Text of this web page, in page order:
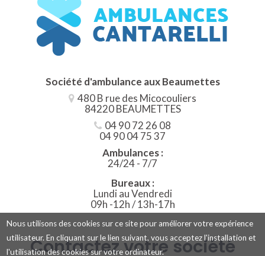
Société d'ambulance aux Beaumettes
480 B rue des Micocouliers
84220 BEAUMETTES
04 90 72 26 08
04 90 04 75 37
Ambulances :
24/24 - 7/7
Bureaux :
Lundi au Vendredi
09h -12h / 13h-17h
Contactez votre société
Nous utilisons des cookies sur ce site pour améliorer votre expérience
utilisateur. En cliquant sur le lien suivant, vous acceptez l'installation et
l'utilisation des cookies sur votre ordinateur.